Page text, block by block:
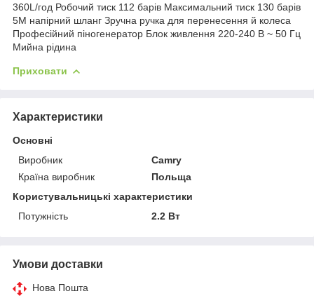
360L/год Робочий тиск 112 барів Максимальний тиск 130 барів
5М напірний шланг Зручна ручка для перенесення й колеса
Професійний піногенератор Блок живлення 220-240 В ~ 50 Гц
Мийна рідина
Приховати
Характеристики
Основні
Виробник
Camry
Країна виробник
Польща
Користувальницькі характеристики
Потужність
2.2 Вт
Умови доставки
Нова Пошта